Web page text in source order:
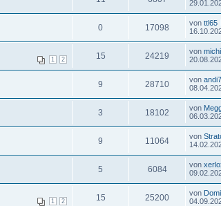
0 17098 vonttl65
1 2 15 24219 von
9 28710 von
3 18102 von
9 11064 von
5 6084 von
1 2 15 25200 von